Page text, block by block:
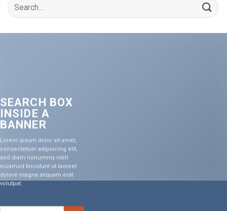
SEARCH BOX
INSIDE A
BANNER
Lorem ipsum dolor sit amet,
consectetuer adipiscing elit,
sed diam nonummy nibh
euismod tincidunt ut laoreet
dolore magna aliquam erat
volutpat.